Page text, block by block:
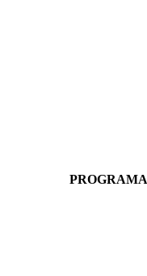
PROGRAMA